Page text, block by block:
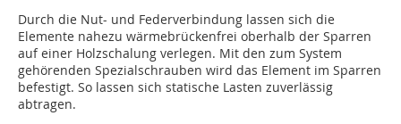
Durch die Nut- und Federverbindung lassen sich die
Elemente nahezu wärmebrückenfrei oberhalb der Sparren
auf einer Holzschalung verlegen. Mit den zum System
gehörenden Spezialschrauben wird das Element im Sparren
befestigt. So lassen sich statische Lasten zuverlässig
abtragen.